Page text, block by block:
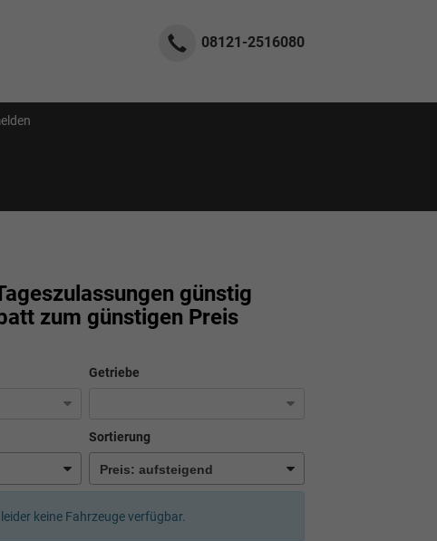
08121-2516080
günstig
zum günstigen Preis
Getriebe
Sortierung
keine Fahrzeuge verfügbar.